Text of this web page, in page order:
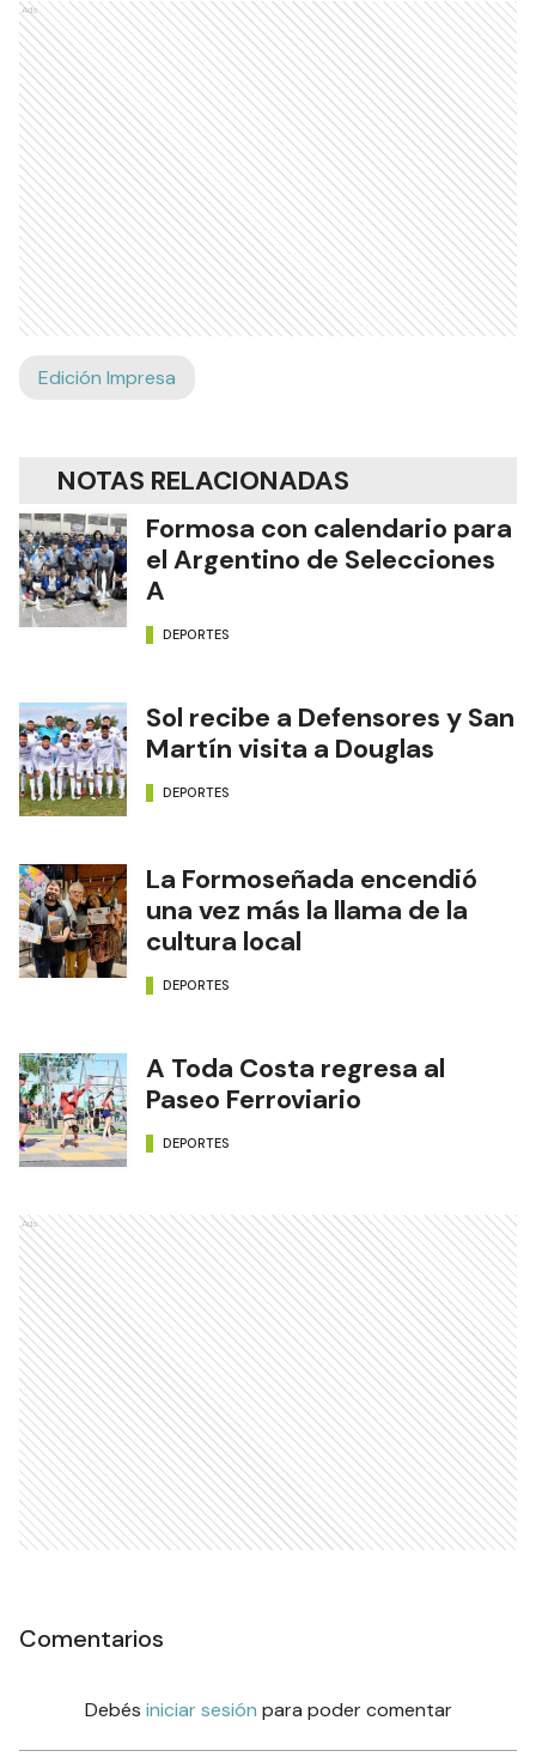
Ads
Edición Impresa
NOTAS RELACIONADAS
Formosa con calendario para
el Argentino de Selecciones
A
DEPORTES
Sol recibe a Defensores y San
Martín visita a Douglas
DEPORTES
La Formoseñada encendió
una vez más la llama de la
cultura local
DEPORTES
A Toda Costa regresa al
Paseo Ferroviario
DEPORTES
Ads
Comentarios
Debés iniciar sesión para poder comentar